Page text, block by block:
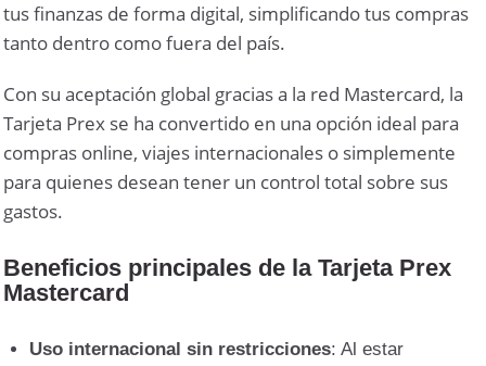
tus finanzas de forma digital, simplificando tus compras
tanto dentro como fuera del país.
Con su aceptación global gracias a la red Mastercard, la
Tarjeta Prex se ha convertido en una opción ideal para
compras online, viajes internacionales o simplemente
para quienes desean tener un control total sobre sus
gastos.
Beneficios principales de la Tarjeta Prex
Mastercard
Uso internacional sin restricciones: Al estar